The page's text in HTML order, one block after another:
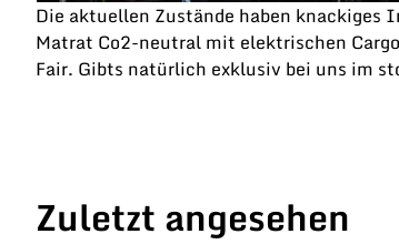
Die aktuellen Zustände haben knackiges
Matrat Co2-neutral mit elektrischen
Fair. Gibts natürlich exklusiv bei uns im
Zuletzt angesehen